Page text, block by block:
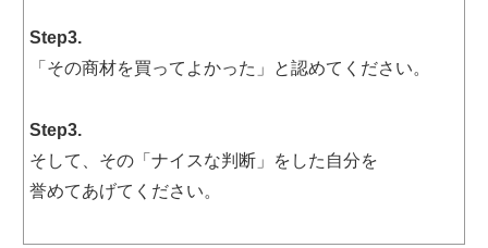
Step3.
「その商材を買ってよかった」と認めてください。
Step3.
そして、その「ナイスな判断」をした自分を
誉めてあげてください。